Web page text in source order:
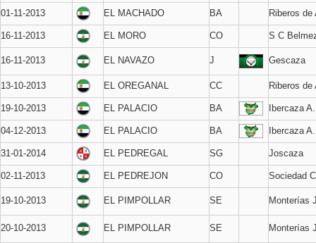
01-11-2013 EL MACHADO BA Riberos de
16-11-2013 EL MORO CO S C
16-11-2013 EL NAVAZO J Gescaza
13-10-2013 EL OREGANAL CC Riberos de
19-10-2013 EL PALACIO BA Ibercaza
04-12-2013 EL PALACIO BA Ibercaza
31-01-2014 EL PEDREGAL SG Joscaza
02-11-2013 EL PEDREJON CO Sociedad
19-10-2013 EL PIMPOLLAR SE Monterías
20-10-2013 EL PIMPOLLAR SE Monterías